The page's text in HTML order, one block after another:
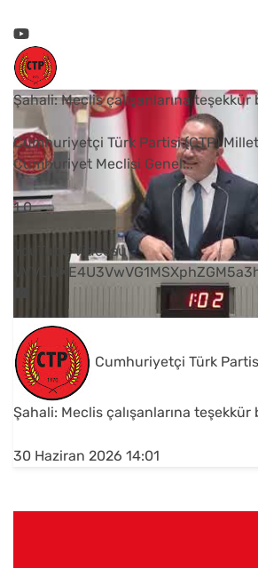
Şahali: Meclis çalışanlarına teşekkür
Cumhuriyetçi Türk Partisi (CTP)
Cumhuriyet Meclisi Genel...
1 0
YouTube Videosu
Cumhuriyetçi Türk
Şahali: Meclis çalışanlarına
30 Haziran 2026 14:01